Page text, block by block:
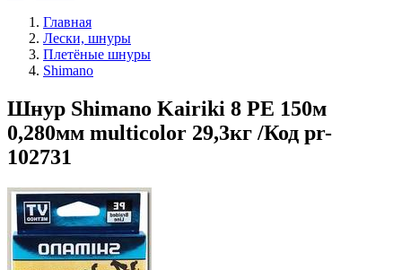
Главная
Лески, шнуры
Плетёные шнуры
Shimano
Шнур Shimano Kairiki 8 PE 150м
0,280мм multicolor 29,3кг /Код pr-
102731